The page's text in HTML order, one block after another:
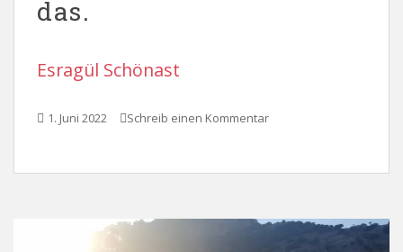
das.
Esragül Schönast
1. Juni 2022 Schreib einen Kommentar